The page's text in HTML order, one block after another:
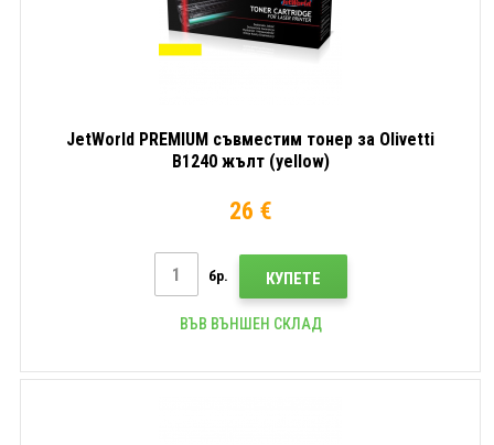
JetWorld PREMIUM съвместим тонер за Olivetti
B1240 жълт (yellow)
26 €
бр. КУПЕТЕ
ВЪВ ВЪНШЕН СКЛАД